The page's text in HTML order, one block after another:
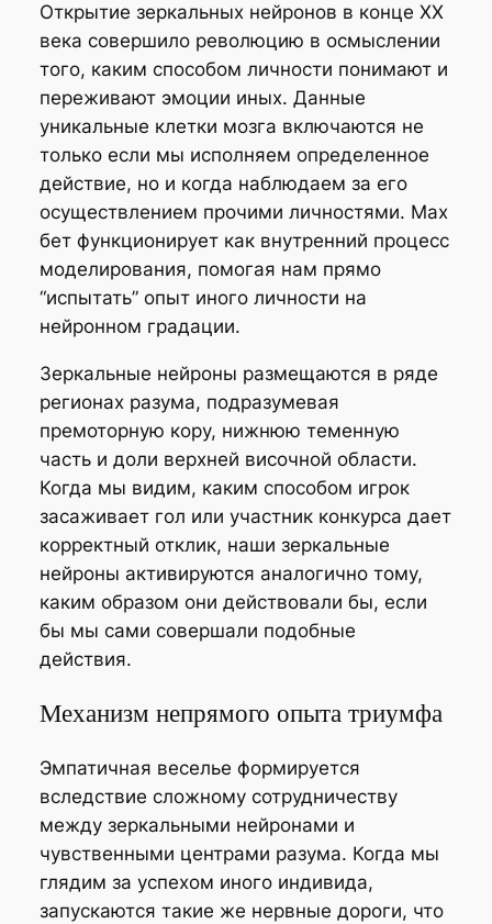
Открытие зеркальных нейронов в конце XX
века совершило революцию в осмыслении
того, каким способом личности понимают и
переживают эмоции иных. Данные
уникальные клетки мозга включаются не
только если мы исполняем определенное
действие, но и когда наблюдаем за его
осуществлением прочими личностями. Мах
бет функционирует как внутренний процесс
моделирования, помогая нам прямо
“испытать” опыт иного личности на
нейронном градации.
Зеркальные нейроны размещаются в ряде
регионах разума, подразумевая
премоторную кору, нижнюю теменную
часть и доли верхней височной области.
Когда мы видим, каким способом игрок
засаживает гол или участник конкурса дает
корректный отклик, наши зеркальные
нейроны активируются аналогично тому,
каким образом они действовали бы, если
бы мы сами совершали подобные
действия.
Механизм непрямого опыта триумфа
Эмпатичная веселье формируется
вследствие сложному сотрудничеству
между зеркальными нейронами и
чувственными центрами разума. Когда мы
глядим за успехом иного индивида,
запускаются такие же нервные дороги, что